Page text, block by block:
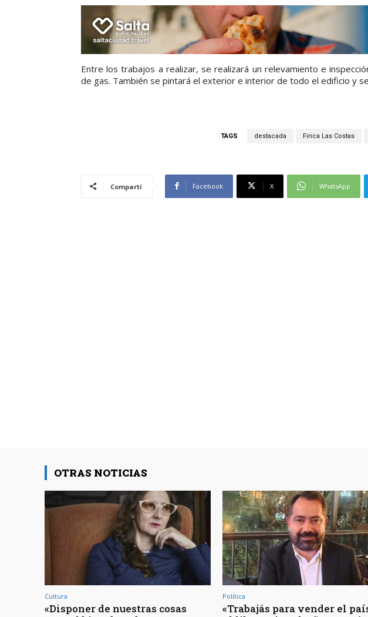
Entre los trabajos a realizar, se realizará un relevamiento e
de gas. También se pintará el exterior e interior de todo el edificio y
TAGS destacada Finca Las Costas
Compartí Facebook X WhatsApp
OTRAS NOTICIAS
Cultura
«Disponer de nuestras cosas
Política
«Trabajás para vender el